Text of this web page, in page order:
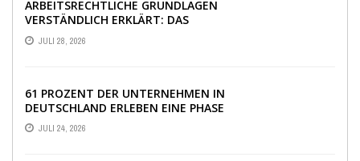
ARBEITSRECHTLICHE GRUNDLAGEN
VERSTÄNDLICH ERKLÄRT: DAS
WICHTIGSTE WISSEN IM ÜBERBLICK
JULI 28, 2026
61 PROZENT DER UNTERNEHMEN IN
DEUTSCHLAND ERLEBEN EINE PHASE
AUSSERGEWÖHNLICHER W
IRTSCHAFTLICHER UNSICHERHEIT
JULI 24, 2026